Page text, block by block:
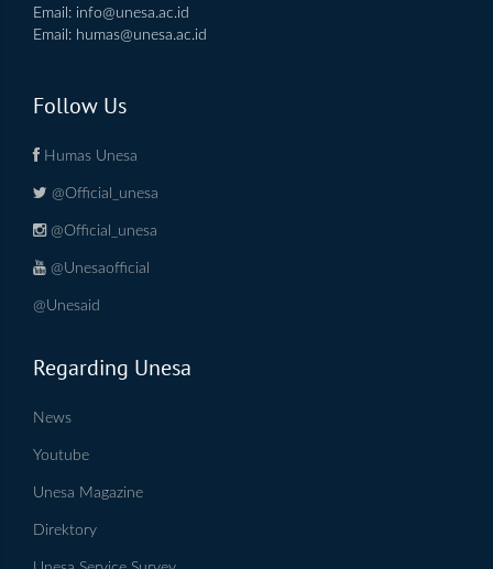
Email: info@unesa.ac.id
Email: humas@unesa.ac.id
Follow Us
Humas Unesa
@Official_unesa
@Official_unesa
@Unesaofficial
@Unesaid
Regarding Unesa
News
Youtube
Unesa Magazine
Direktory